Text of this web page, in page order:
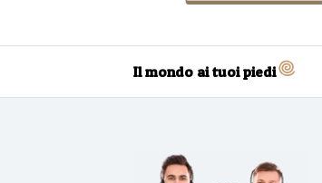
Il mondo ai tuoi piedi